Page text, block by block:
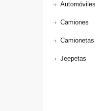
Automóviles
Camiones
Camionetas
Jeepetas